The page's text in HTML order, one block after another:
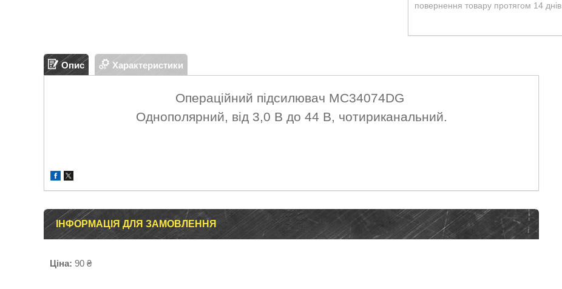
повернення товару протягом 14 днів
Опис Характеристики
Операційний підсилювач MC34074DG
Однополярний, від 3,0 В до 44 В, чотириканальний.
ІНФОРМАЦІЯ ДЛЯ ЗАМОВЛЕННЯ
Ціна: 90 ₴